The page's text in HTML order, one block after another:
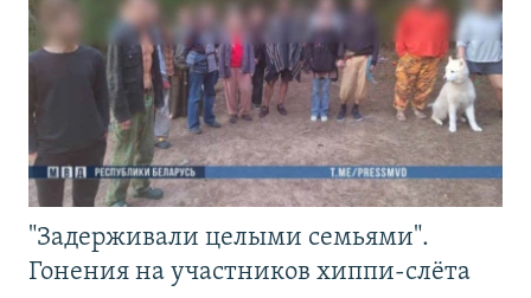
"Задерживали целыми семьями".
Гонения на участников хиппи-слёта